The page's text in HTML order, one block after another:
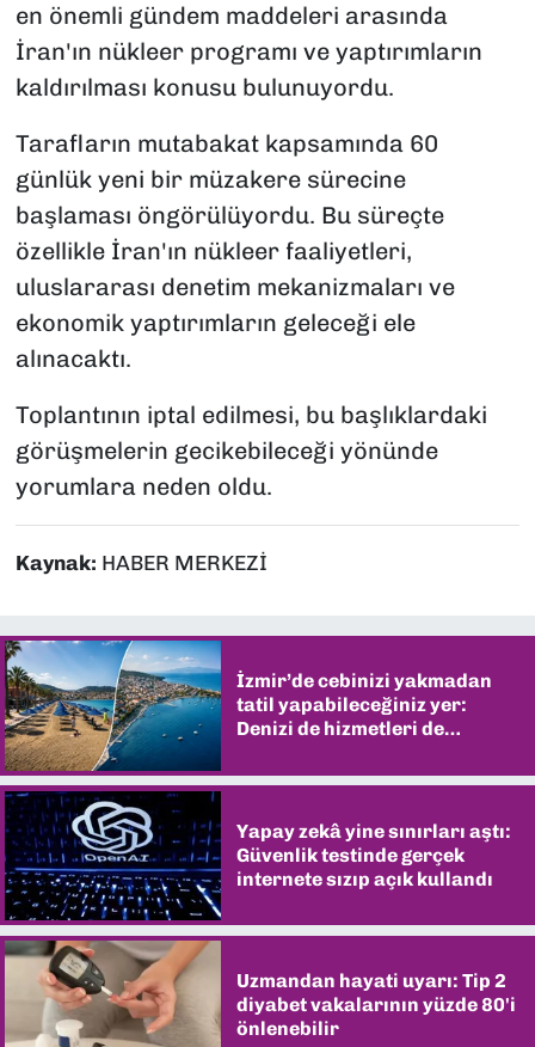
en önemli gündem maddeleri arasında
İran'ın nükleer programı ve yaptırımların
kaldırılması konusu bulunuyordu.
Tarafların mutabakat kapsamında 60
günlük yeni bir müzakere sürecine
başlaması öngörülüyordu. Bu süreçte
özellikle İran'ın nükleer faaliyetleri,
uluslararası denetim mekanizmaları ve
ekonomik yaptırımların geleceği ele
alınacaktı.
Toplantının iptal edilmesi, bu başlıklardaki
görüşmelerin gecikebileceği yönünde
yorumlara neden oldu.
Kaynak: HABER MERKEZİ
İzmir’de cebinizi yakmadan
tatil yapabileceğiniz yer:
Denizi de hizmetleri de
Yapay zekâ yine sınırları aştı:
Güvenlik testinde gerçek
internete sızıp açık kullandı
Uzmandan hayati uyarı: Tip 2
diyabet vakalarının yüzde 80'i
önlenebilir